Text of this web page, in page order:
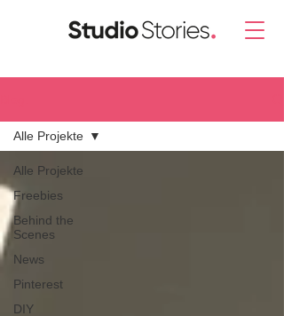
Alle Projekte
Freebies
Behind the
Scenes
News
Pinterest
DIY
Alle Projekte